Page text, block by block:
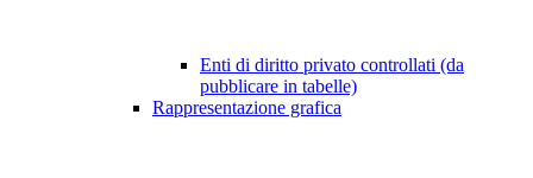
Enti di diritto privato controllati (da
pubblicare in tabelle)
Rappresentazione grafica